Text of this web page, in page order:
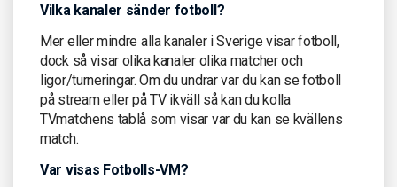
Vilka kanaler sänder fotboll?
Mer eller mindre alla kanaler i Sverige visar fotboll,
dock så visar olika kanaler olika matcher och
ligor/turneringar. Om du undrar var du kan se fotboll
på stream eller på TV ikväll så kan du kolla
TVmatchens tablå som visar var du kan se kvällens
match.
Var visas Fotbolls-VM?